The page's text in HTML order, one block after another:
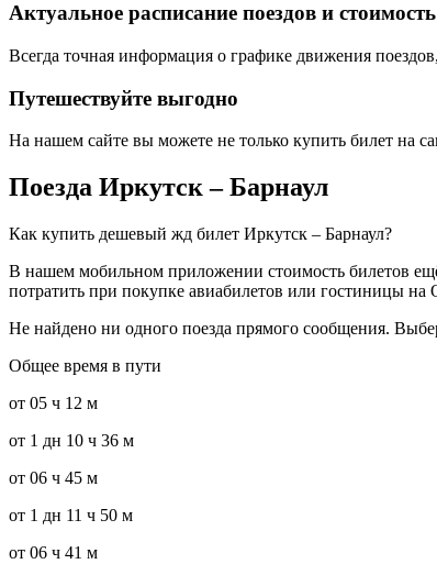
Актуальное расписание поездов и
Всегда точная информация о графике движения
Путешествуйте выгодно
На нашем сайте вы можете не только купить билет на
Поезда Иркутск – Барнаул
Как купить дешевый жд билет Иркутск – Барнаул?
В нашем мобильном приложении стоимость билетов
потратить при покупке авиабилетов или гостиницы на
Не найдено ни одного поезда прямого сообщения.
Общее время в пути
от 05 ч 12 м
от 1 дн 10 ч 36 м
от 06 ч 45 м
от 1 дн 11 ч 50 м
от 06 ч 41 м